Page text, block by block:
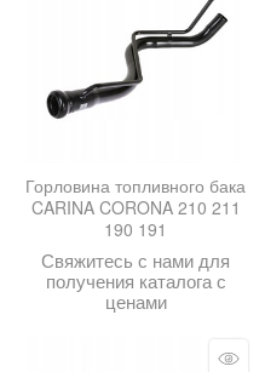
Горловина топливного бака
CARINA CORONA 210 211
190 191
Свяжитесь с нами для
получения каталога с
ценами